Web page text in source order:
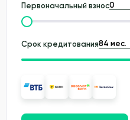
Первоначальный взнос
Срок кредитования